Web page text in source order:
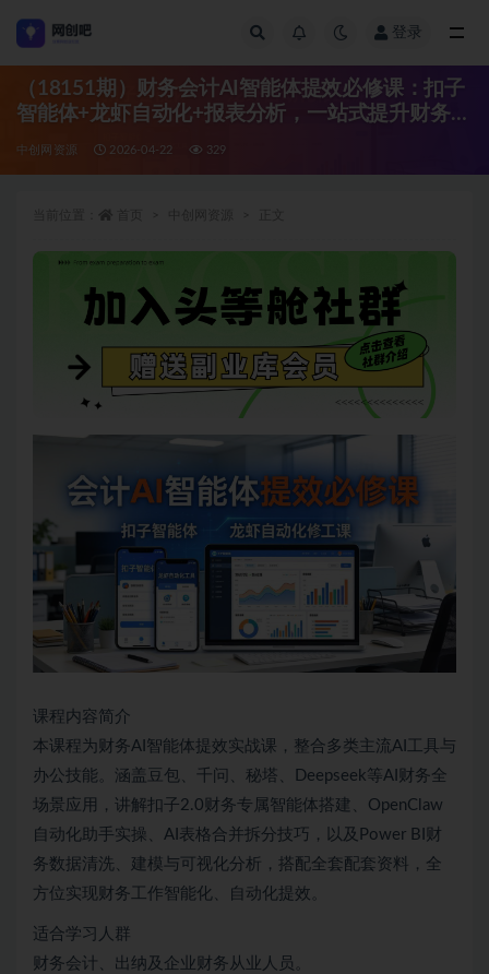
登录
（18151期）财务会计AI智能体提效必修课：扣子
智能体+龙虾自动化+报表分析，一站式提升财务工
作效率
中创网资源 2026-04-22 329
课程内容简介
本课程为财务AI智能体提效实战课，整合多类主流AI工具与
办公技能。涵盖豆包、千问、秘塔、Deepseek等AI财务全
场景应用，讲解扣子2.0财务专属智能体搭建、OpenClaw
自动化助手实操、AI表格合并拆分技巧，以及Power BI财
务数据清洗、建模与可视化分析，搭配全套配套资料，全
方位实现财务工作智能化、自动化提效。
适合学习人群
财务会计、出纳及企业财务从业人员。